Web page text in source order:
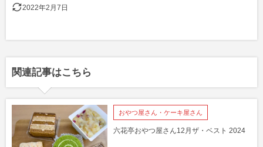
2022年2月7日
関連記事はこちら
おやつ屋さん・ケーキ屋さん
六花亭おやつ屋さん12月ザ・ベスト 2024